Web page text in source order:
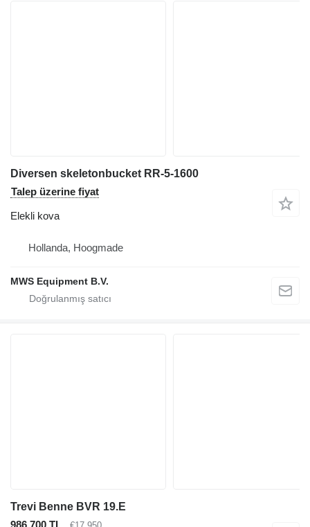
Diversen skeletonbucket RR-5-1600
Talep üzerine fiyat
Elekli kova
Hollanda, Hoogmade
MWS Equipment B.V.
Trevi Benne BVR 19.E